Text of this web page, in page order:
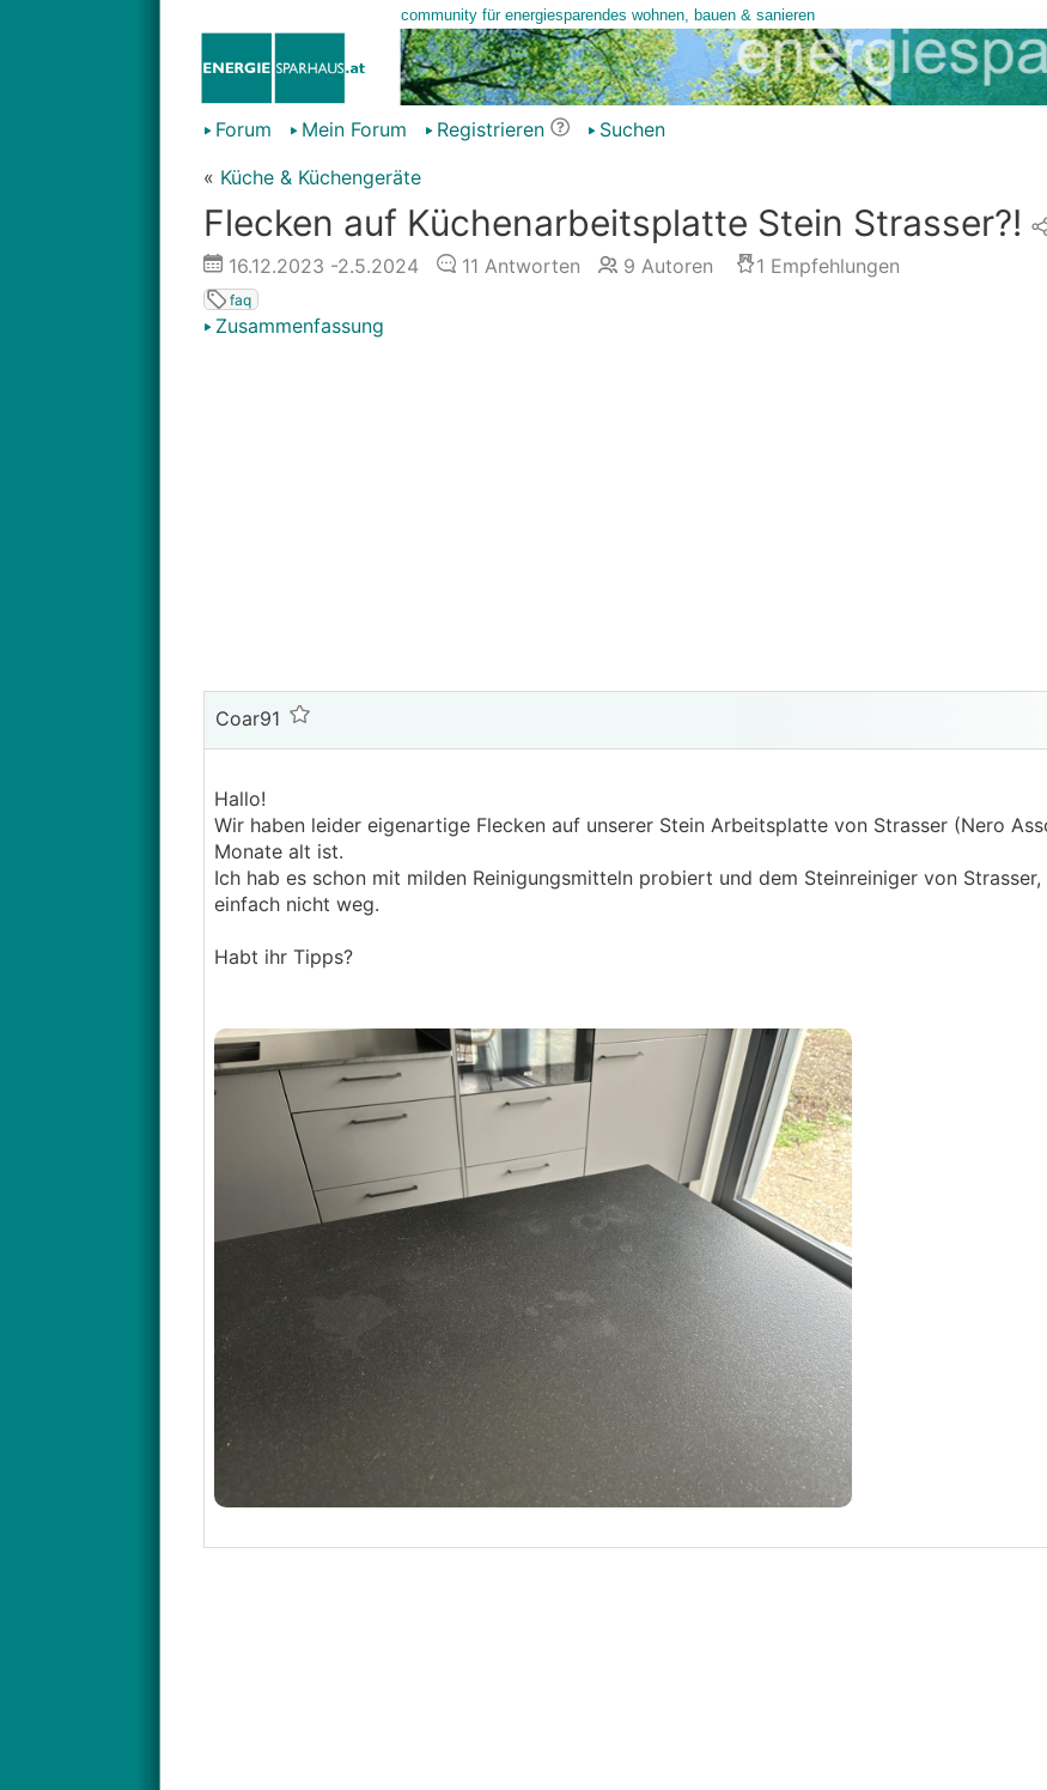
Forum Mein Forum Registrieren
Suchen
« Küche & Küchengeräte
Flecken auf Küchenarbeitsplatte Stein Strasser?!
16.12.2023 -2.5.2024 11 Antworten 9 Autoren 1 Empfehlungen
faq
Zusammenfassung
Coar91
Hallo!
Wir haben leider eigenartige Flecken auf unserer Stein Arbeitsplatte von Strasser (Nero
Monate alt ist.
Ich hab es schon mit milden Reinigungsmitteln probiert und dem Steinreiniger von
einfach nicht weg.
Habt ihr Tipps?